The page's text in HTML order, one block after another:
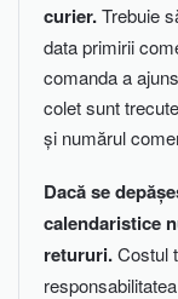
curier.Trebuie
data primirii
comanda a
colet sunt
și numărul
Dacă se
calendaristice
retururi.Costul